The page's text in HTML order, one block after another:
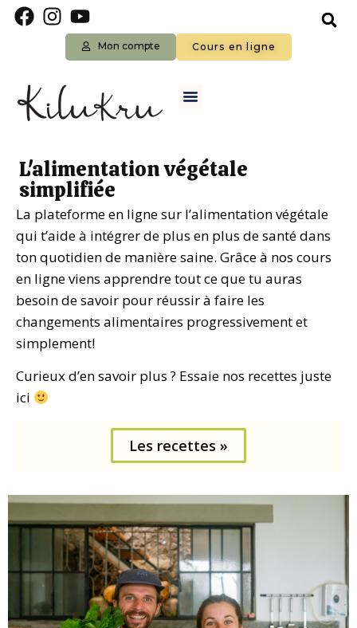
Mon compte Cours en ligne
L'alimentation végétale
simplifiée
La plateforme en ligne sur l’alimentation végétale
qui t’aide à intégrer de plus en plus de santé dans
ton quotidien de manière saine. Grâce à nos cours
en ligne viens apprendre tout ce que tu auras
besoin de savoir pour réussir à faire les
changements alimentaires progressivement et
simplement!
Curieux d’en savoir plus ? Essaie nos recettes juste
ici
Les recettes »